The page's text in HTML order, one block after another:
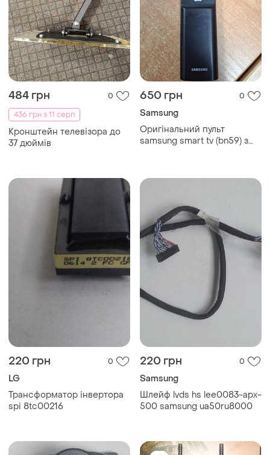
484 грн
0
436 грн з 11 серп
Кронштейн телевізора до
37 дюймів
650 грн 0
Samsung
Оригінальний пульт
samsung smart tv (bn59) з
220 грн 0
LG
Трансформатор інвертора
spi 8tc00216
220 грн 0
Samsung
Шлейф lvds hs lee0083-apx-
500 samsung ua50ru8000